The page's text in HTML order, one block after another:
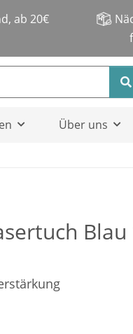
ab 20€
Über uns
Blau